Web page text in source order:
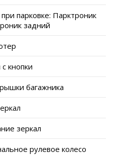
парковке: Парктроник
задний
кнопки
багажника
зеркал
рулевое колесо